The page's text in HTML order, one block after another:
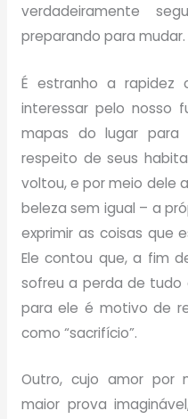
verdadeiramente
preparando para mudar.
É estranho a rapidez
interessar pelo nosso
mapas do lugar
respeito de seus
voltou, e por meio dele
beleza sem igual – a
exprimir as coisas que
Ele contou que, a fim
sofreu a perda de tudo
para ele é motivo de
como “sacrifício”.
Outro, cujo amor por
maior prova